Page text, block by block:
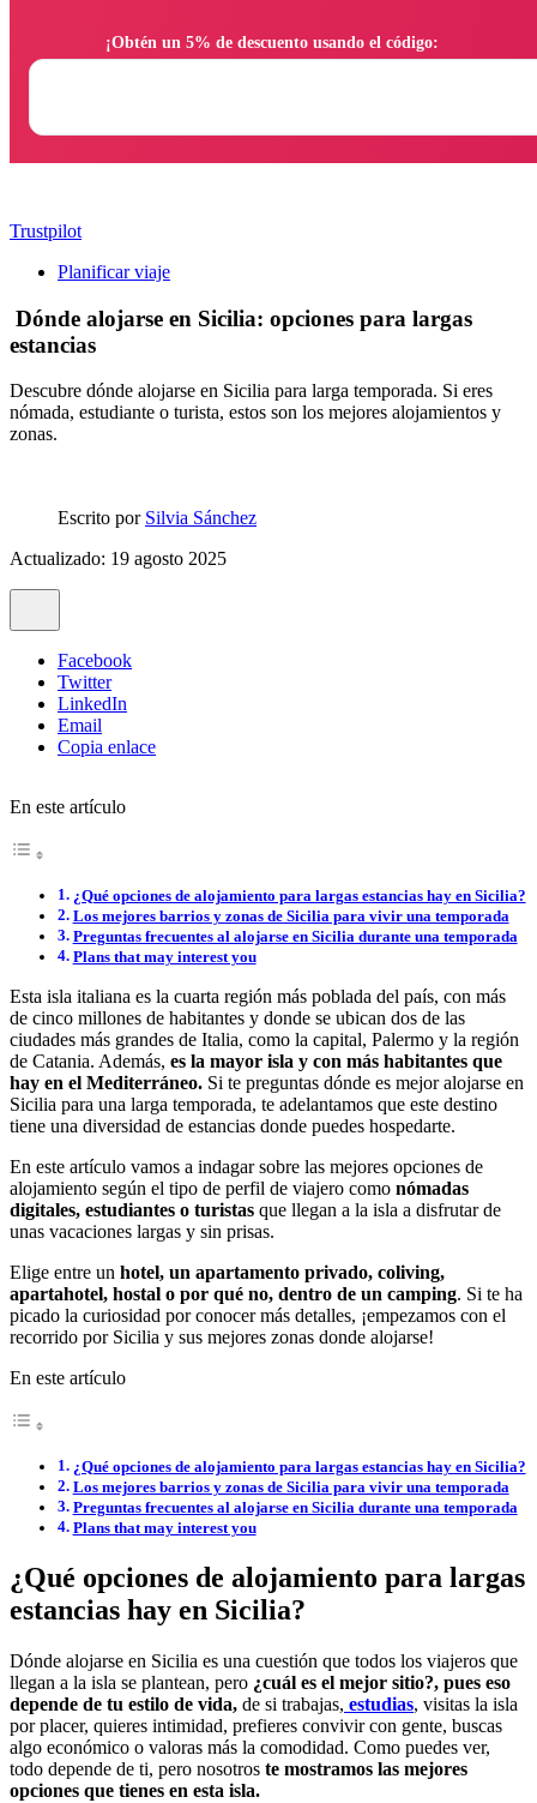
Trustpilot
Planificar viaje
Dónde alojarse en Sicilia: opciones para largas
estancias
Descubre dónde alojarse en Sicilia para larga temporada. Si eres
nómada, estudiante o turista, estos son los mejores alojamientos y
zonas.
Escrito por Silvia Sánchez
Actualizado: 19 agosto 2025
Facebook
Twitter
LinkedIn
Email
Copia enlace
En este artículo
¿Qué opciones de alojamiento para largas estancias hay en Sicilia?
Los mejores barrios y zonas de Sicilia para vivir una temporada
Preguntas frecuentes al alojarse en Sicilia durante una temporada
Plans that may interest you
Esta isla italiana es la cuarta región más poblada del país, con más
de cinco millones de habitantes y donde se ubican dos de las
ciudades más grandes de Italia, como la capital, Palermo y la región
de Catania. Además, es la mayor isla y con más habitantes que
hay en el Mediterráneo. Si te preguntas dónde es mejor alojarse en
Sicilia para una larga temporada, te adelantamos que este destino
tiene una diversidad de estancias donde puedes hospedarte.
En este artículo vamos a indagar sobre las mejores opciones de
alojamiento según el tipo de perfil de viajero como nómadas
digitales, estudiantes o turistas que llegan a la isla a disfrutar de
unas vacaciones largas y sin prisas.
Elige entre un hotel, un apartamento privado, coliving,
apartahotel, hostal o por qué no, dentro de un camping. Si te ha
picado la curiosidad por conocer más detalles, ¡empezamos con el
recorrido por Sicilia y sus mejores zonas donde alojarse!
En este artículo
¿Qué opciones de alojamiento para largas estancias hay en Sicilia?
Los mejores barrios y zonas de Sicilia para vivir una temporada
Preguntas frecuentes al alojarse en Sicilia durante una temporada
Plans that may interest you
¿Qué opciones de alojamiento para largas
estancias hay en Sicilia?
Dónde alojarse en Sicilia es una cuestión que todos los viajeros que
llegan a la isla se plantean, pero ¿cuál es el mejor sitio?, pues eso
depende de tu estilo de vida, de si trabajas, estudias, visitas la isla
por placer, quieres intimidad, prefieres convivir con gente, buscas
algo económico o valoras más la comodidad. Como puedes ver,
todo depende de ti, pero nosotros te mostramos las mejores
opciones que tienes en esta isla.